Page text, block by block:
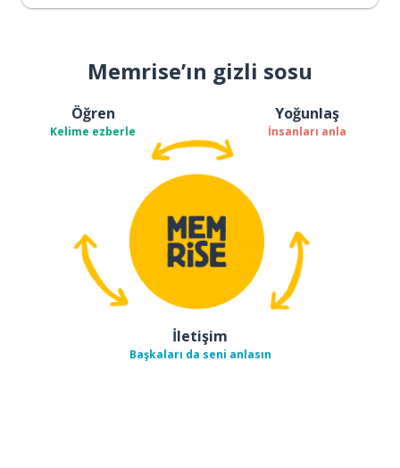
Memrise’ın gizli sosu
Öğren
Kelime ezberle
Yoğunlaş
İnsanları anla
İletişim
Başkaları da seni anlasın